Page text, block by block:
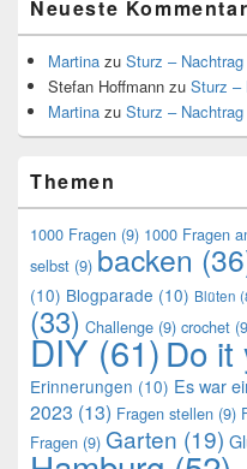
Neueste
Martina zu Sturz – Nachtrag
Stefan Hoffmann zu Sturz –
Martina zu Sturz – Nachtrag
Themen
1000 Fragen (9) 1000 Fragen
selbst (9) backen
(10) Blogparade (10) Blüten
(33) Challenge (9) crochet
DIY (61)Do it
Erinnerungen (10) Es war
2023 (13) Fragen stellen (9)
Fragen (9) Garten (19)